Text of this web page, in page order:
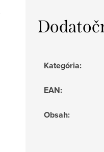
Kategória:
EAN:
Obsah: